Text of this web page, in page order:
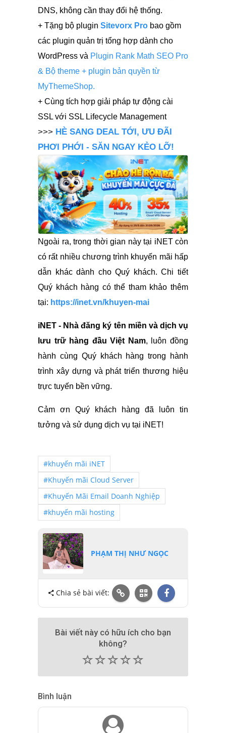
DNS, không cần thay đổi hệ thống.
+ Tặng bộ plugin Sitevorx Pro bao gồm
các plugin quản trị tổng hợp dành cho
WordPress và Plugin Rank Math SEO Pro
& Bộ theme + plugin bản quyền từ
MyThemeShop.
+ Cùng tích hợp giải pháp tự động cài
SSL với SSL Lifecycle Management
>>> HÈ SANG DEAL TỚI, ƯU ĐÃI
PHƠI PHỚI - SĂN NGAY KẺO LỠ!
Ngoài ra, trong thời gian này tại iNET còn
có rất nhiều chương trình khuyến mãi hấp
dẫn khác dành cho Quý khách. Chi tiết
Quý khách hàng có thể tham khảo thêm
tại: https://inet.vn/khuyen-mai
iNET - Nhà đăng ký tên miền và dịch vụ
lưu trữ hàng đầu Việt Nam, luôn đồng
hành cùng Quý khách hàng trong hành
trình xây dựng và phát triển thương hiệu
trực tuyến bền vững.
Cảm ơn Quý khách hàng đã luôn tin
tưởng và sử dụng dịch vụ tại iNET!
#khuyến mãi iNET
#Khuyến mãi Cloud Server
#Khuyến Mãi Email Doanh Nghiệp
#khuyến mãi hosting
PHẠM THỊ NHƯ NGỌC
Chia sẻ bài viết:
Bài viết này có hữu ích cho bạn
không?
(
(
(
(
(
Bình luận